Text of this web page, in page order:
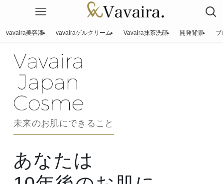
vavaira美容液 vavairaゲルクリーム Vavaira抹茶洗顔 開発背景 ブ
未来のお肌にできること
あなたは